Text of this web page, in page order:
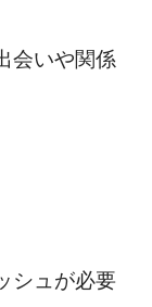
会いや関係
シュが必要